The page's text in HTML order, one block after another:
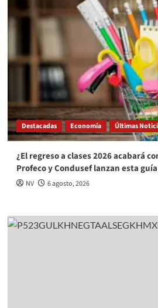
Destacadas Economía Últimas
¿El regreso a clases 2026 acabará
Profeco y Condusef lanzan esta
NV 6 agosto, 2026